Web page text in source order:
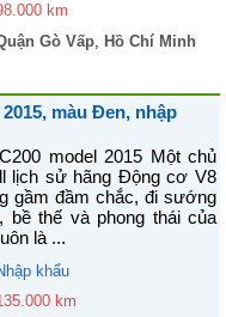
km
Gò Vấp, Hồ Chí Minh
màu Đen, nhập
model 2015 Một chủ
lịch sử hãng Động cơ V8
gầm đầm chắc, đi sướng
bề thế và phong thái của
là ...
khẩu
km